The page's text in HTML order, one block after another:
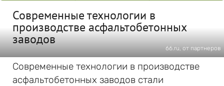
Современные технологии в
производстве асфальтобетонных
заводов
66.ru, от партнеров
Современные технологии в производстве
асфальтобетонных заводов стали